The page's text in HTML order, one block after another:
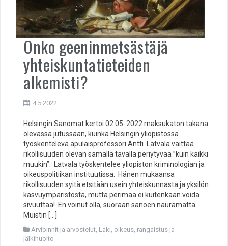
Onko geeninmetsästäjä
yhteiskuntatieteiden
alkemisti?
4.5.2022
Helsingin Sanomat kertoi 02.05. 2022 maksukaton takana
olevassa jutussaan, kuinka Helsingin yliopistossa
työskentelevä apulaisprofessori Antti Latvala väittää
rikollisuuden olevan samalla tavalla periytyvää ”kuin kaikki
muukin”. Latvala työskentelee yliopiston kriminologian ja
oikeuspolitiikan instituutissa. Hänen mukaansa
rikollisuuden syitä etsitään usein yhteiskunnasta ja yksilön
kasvuympäristöstä, mutta perimää ei kuitenkaan voida
sivuuttaa! En voinut olla, suoraan sanoen nauramatta.
Muistin […]
Arvioinnit ja arvostelut, Laki, oikeus, rangaistus ja
jälkihuolto